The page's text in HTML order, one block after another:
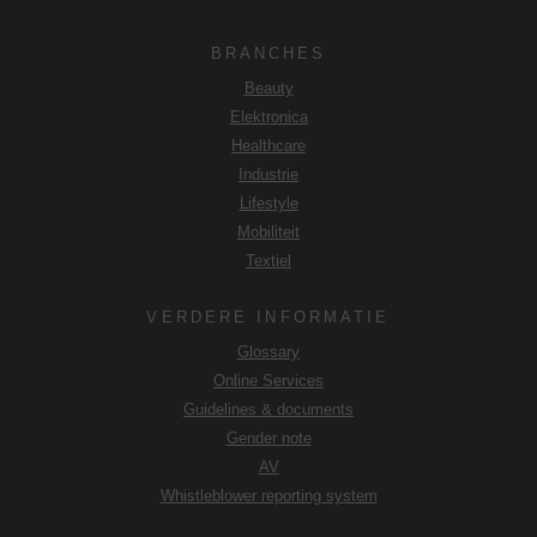
BRANCHES
Beauty
Elektronica
Healthcare
Industrie
Lifestyle
Mobiliteit
Textiel
VERDERE INFORMATIE
Glossary
Online Services
Guidelines & documents
Gender note
AV
Whistleblower reporting system